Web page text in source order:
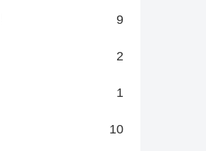
9
2
1
10